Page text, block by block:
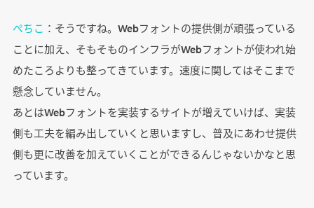
ぺちこ ：そうですね。Webフォントの提供側が頑張っている
ことに加え、そもそものインフラがWebフォントが使われ始
めたころよりも整ってきています。速度に関してはそこまで
懸念していません。
あとはWebフォントを実装するサイトが増えていけば、実装
側も工夫を編み出していくと思いますし、普及にあわせ提供
側も更に改善を加えていくことができるんじゃないかなと思
っています。